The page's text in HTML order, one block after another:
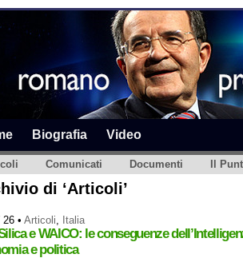
Biografia Video
Comunicati Documenti Il
di ‘Articoli’
26 • Articoli, Italia
e WAICO: le conseguenze
e politica